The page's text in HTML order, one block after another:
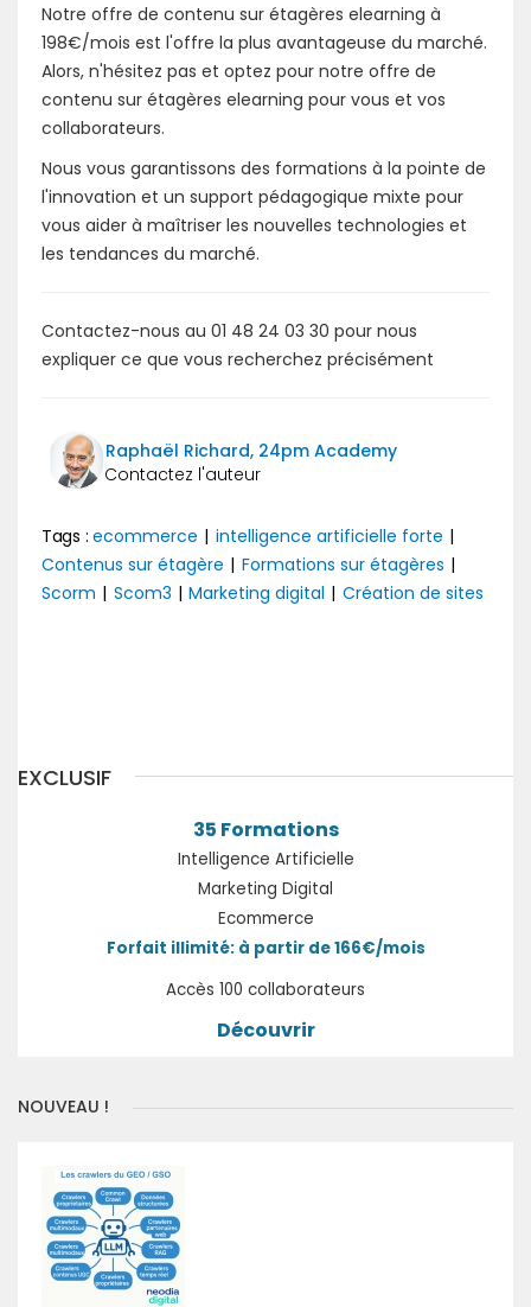
Notre offre de contenu sur étagères elearning à
198€/mois est l'offre la plus avantageuse du marché.
Alors, n'hésitez pas et optez pour notre offre de
contenu sur étagères elearning pour vous et vos
collaborateurs.
Nous vous garantissons des formations à la pointe de
l'innovation et un support pédagogique mixte pour
vous aider à maîtriser les nouvelles technologies et
les tendances du marché.
Contactez-nous au 01 48 24 03 30 pour nous
expliquer ce que vous recherchez précisément
Raphaël Richard, 24pm Academy
Tags : ecommerce | intelligence artificielle forte |
Contenus sur étagère | Formations sur étagères |
Scorm | Scom3 | Marketing digital | Création de sites
EXCLUSIF
35 Formations
Intelligence Artificielle
Marketing Digital
Ecommerce
Forfait illimité: à partir de 166€/mois
Accès 100 collaborateurs
Découvrir
NOUVEAU !